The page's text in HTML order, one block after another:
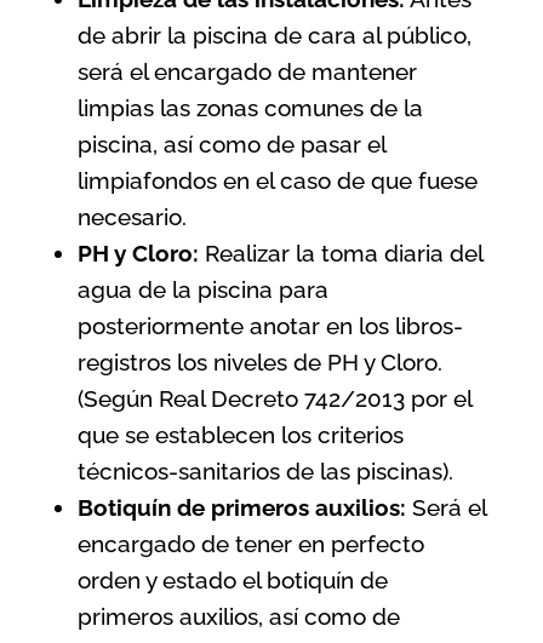
de abrir la piscina de cara al público,
será el encargado de mantener
limpias las zonas comunes de la
piscina, así como de pasar el
limpiafondos en el caso de que fuese
necesario.
PH y Cloro: Realizar la toma diaria del
agua de la piscina para
posteriormente anotar en los libros-
registros los niveles de PH y Cloro.
(Según Real Decreto 742/2013 por el
que se establecen los criterios
técnicos-sanitarios de las piscinas).
Botiquín de primeros auxilios: Será el
encargado de tener en perfecto
orden y estado el botiquín de
primeros auxilios, así como de